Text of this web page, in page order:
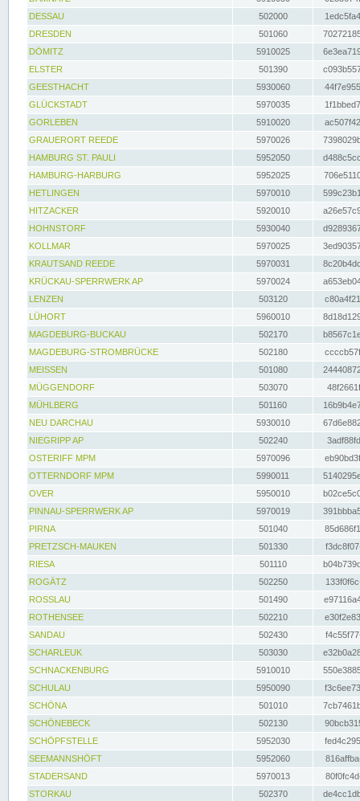
DESSAU
502000
DRESDEN
501060
DÖMITZ
5910025
ELSTER
501390
GEESTHACHT
5930060
GLÜCKSTADT
5970035
GORLEBEN
5910020
GRAUERORT REEDE
5970026
HAMBURG ST. PAULI
5952050
HAMBURG-HARBURG
5952025
HETLINGEN
5970010
HITZACKER
5920010
HOHNSTORF
5930040
KOLLMAR
5970025
KRAUTSAND REEDE
5970031
KRÜCKAU-SPERRWERK AP
5970024
LENZEN
503120
LÜHORT
5960010
MAGDEBURG-BUCKAU
502170
MAGDEBURG-STROMBRÜCKE
502180
MEISSEN
501080
MÜGGENDORF
503070
MÜHLBERG
501160
NEU DARCHAU
5930010
NIEGRIPP AP
502240
OSTERIFF MPM
5970096
OTTERNDORF MPM
5990011
OVER
5950010
PINNAU-SPERRWERK AP
5970019
PIRNA
501040
PRETZSCH-MAUKEN
501330
RIESA
501110
ROGÄTZ
502250
ROSSLAU
501490
ROTHENSEE
502210
SANDAU
502430
SCHARLEUK
503030
SCHNACKENBURG
5910010
SCHULAU
5950090
SCHÖNA
501010
SCHÖNEBECK
502130
SCHÖPFSTELLE
5952030
SEEMANNSHÖFT
5952060
STADERSAND
5970013
STORKAU
502370